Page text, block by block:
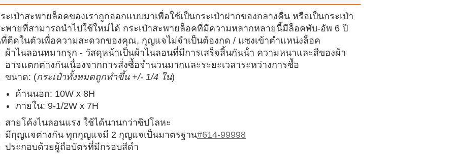
ะเป๋าสะพายล็อคของเราถูกออกแบบมาเพื่อใช้เป็นกระเป๋าฝากของกลางคืน หรือเป็นกระเป๋า
พายที่สามารถนําไปใช้ใหม่ได้ กระเป๋าสะพายล็อคที่มีความหลากหลายนี้มีล็อคพับ-อัพ 6 ปิ
ติดในตัวเพื่อความสะดวกของคุณ, กุญแจไม่จําเป็นต้องกด / แซงเข้าตําแหน่งล็อค
ผ้าไนลอนหมากรุก - วัสดุหน้าเป็นผ้าไนลอนที่มีการเสร็จสิ้นกันน้ํา ความหนาและสีของผ้า
อาจแตกต่างกันเนื่องจากการสั่งซื้อจํานวนมากและระยะเวลาระหว่างการซื้อ
ขนาด: (กระเป๋าทั้งหมดถูกทําขึ้น +/- 1/4 ใน)
ด้านนอก: 10W x 8H
ภายใน: 9-1/2W x 7H
สายโค้งไนลอนแรง ใช้ได้นานกว่าซิปโลหะ
มีกุญแจต่างกัน ทุกกุญแจมี 2 กุญแจเป็นมาตรฐาน#614-99998
ประกอบด้วยผู้ถือบัตรที่มีกรอบสีดํา